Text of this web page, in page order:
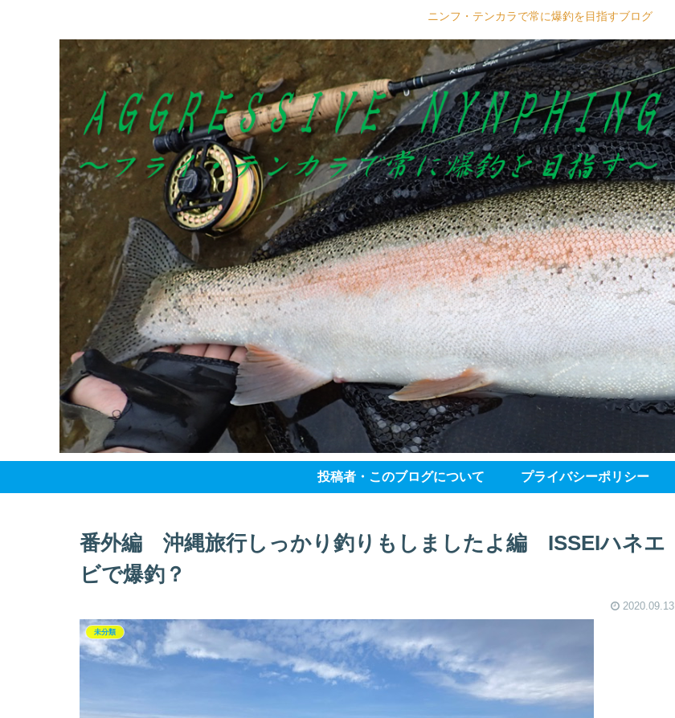
ニンフ・テンカラで常に爆釣を目指すブログ
投稿者・このブログについて プライバシーポリシー
番外編 沖縄旅行しっかり釣りもしましたよ編 ISSEIハネエ
ビで爆釣？
2020.09.13
未分類